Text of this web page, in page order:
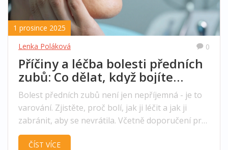
1 prosince 2025
Lenka Poláková
0
Příčiny a léčba bolesti předních
zubů: Co dělat, když bojíte
každý kousek
Bolest předních zubů není jen nepříjemná - je to
varování. Zjistěte, proč bolí, jak ji léčit a jak ji
zabránit, aby se nevrátila. Včetně doporučení pro
děti a důležitých chyb, které lidé dělají.
ČÍST VÍCE